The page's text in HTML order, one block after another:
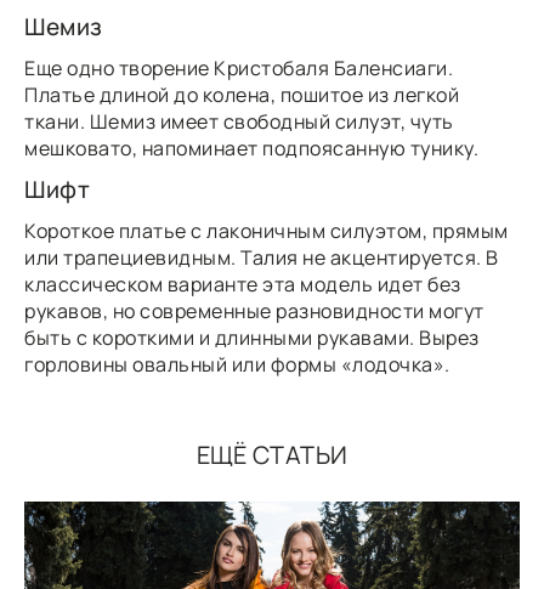
Шемиз
Еще одно творение Кристобаля Баленсиаги.
Платье длиной до колена, пошитое из легкой
ткани. Шемиз имеет свободный силуэт, чуть
мешковато, напоминает подпоясанную тунику.
Шифт
Короткое платье с лаконичным силуэтом, прямым
или трапециевидным. Талия не акцентируется. В
классическом варианте эта модель идет без
рукавов, но современные разновидности могут
быть с короткими и длинными рукавами. Вырез
горловины овальный или формы «лодочка».
ЕЩЁ СТАТЬИ